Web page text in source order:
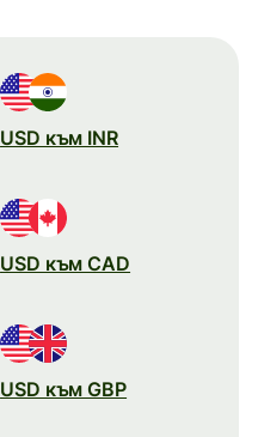
USD към INR
USD към CAD
USD към GBP